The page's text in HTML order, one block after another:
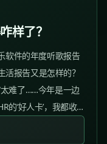
样了？
软件的年度听歌报告
报告又是怎样的？
难了……今年是一边
的‘好人卡’，我都收
，还真是有挺多共同